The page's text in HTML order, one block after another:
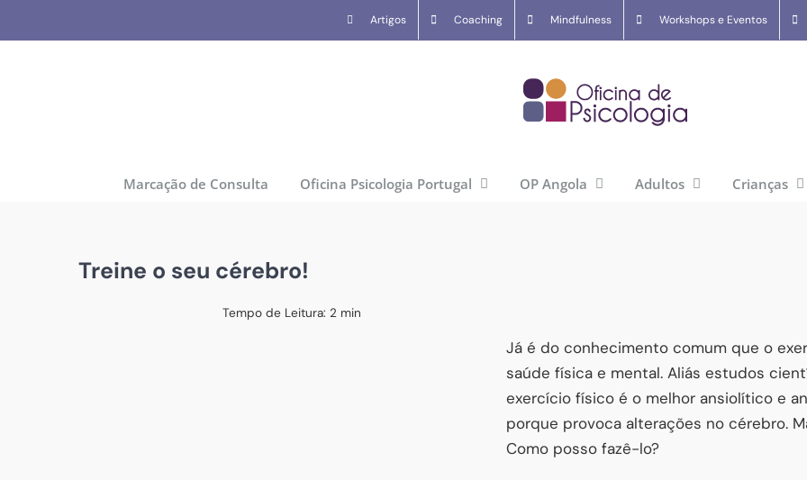
to
Artigos Coaching Mindfulness Workshops e Eventos
Marcação de Consulta Oficina Psicologia Portugal OP Angola Adultos Crianças
Treine o seu cérebro!
Tempo de Leitura: 2 min
Já é do conhecimento comum que o
saúde física e mental. Aliás estudos
exercício físico é o melhor ansiolítico e
porque provoca alterações no cérebro.
Como posso fazê-lo?